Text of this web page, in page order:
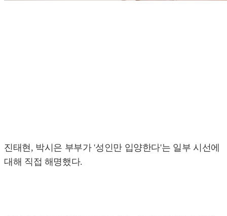
진태현, 박시은 부부가 '성인만 입양한다'는 일부 시선에
대해 직접 해명했다.